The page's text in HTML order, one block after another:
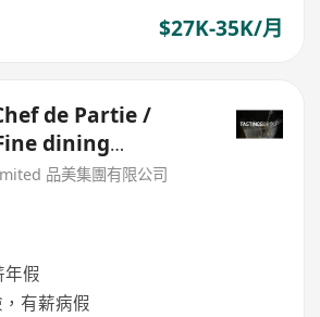
$27K-35K/月
de Partie /
dining
品美集團有限公司
年假
有薪病假